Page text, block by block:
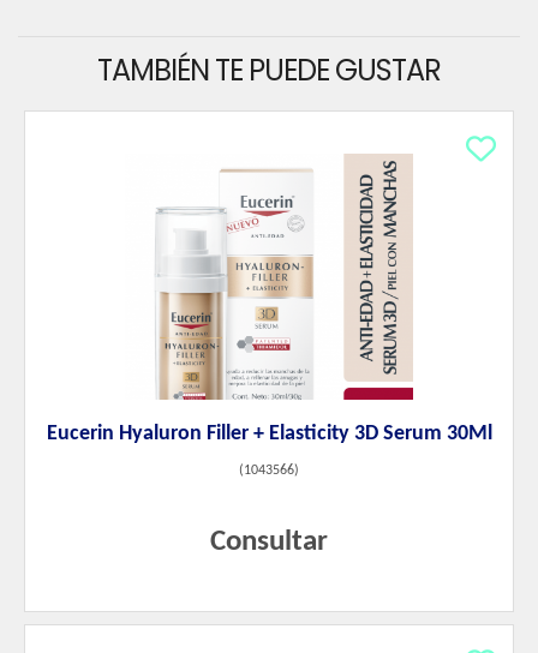
TAMBIÉN TE PUEDE GUSTAR
Eucerin Hyaluron Filler + Elasticity 3D Serum 30Ml
(1043566)
Consultar